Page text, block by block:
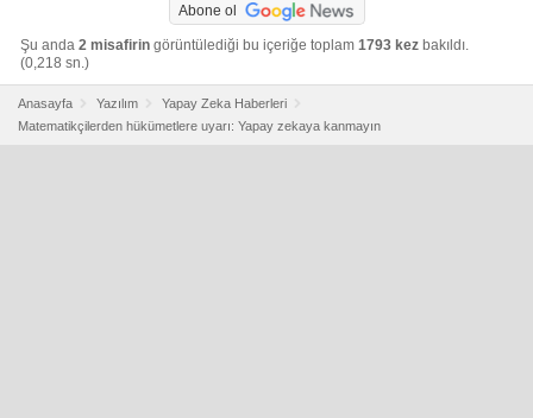
Abone ol
Şu anda 2 misafirin görüntülediği bu içeriğe toplam 1793 kez bakıldı.
(0,218 sn.)
Anasayfa Yazılım
Yapay Zeka Haberleri
Matematikçilerden hükümetlere uyarı: Yapay zekaya kanmayın